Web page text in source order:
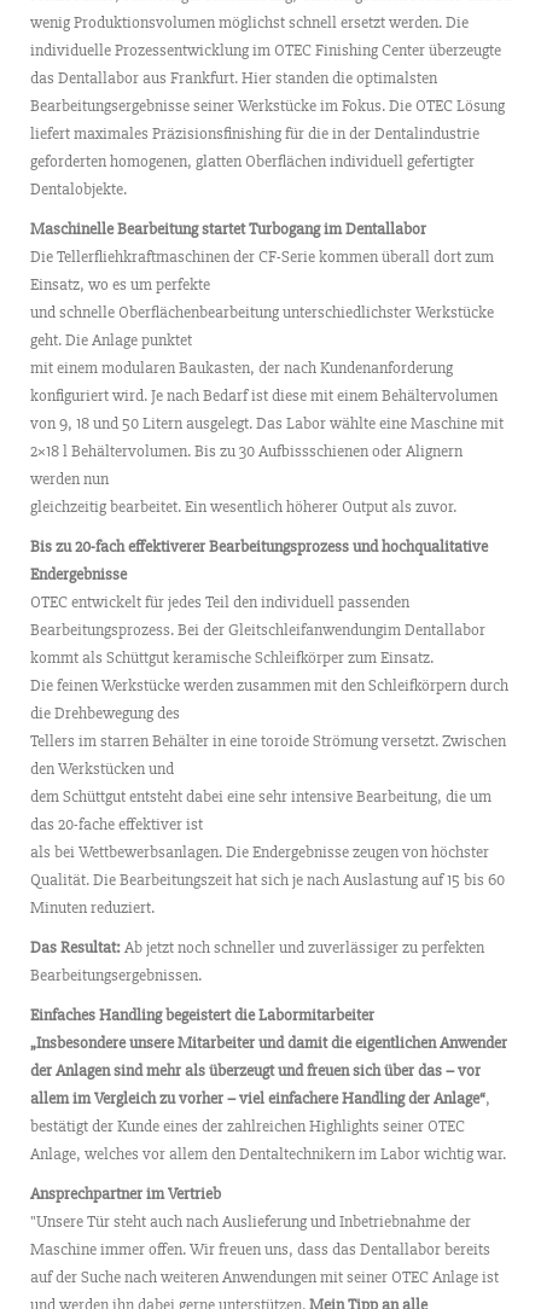
wenig Produktionsvolumen möglichst schnell ersetzt werden. Die
individuelle Prozessentwicklung im OTEC Finishing Center überzeugte
das Dentallabor aus Frankfurt. Hier standen die optimalsten
Bearbeitungsergebnisse seiner Werkstücke im Fokus. Die OTEC Lösung
liefert maximales Präzisionsfinishing für die in der Dentalindustrie
geforderten homogenen, glatten Oberflächen individuell gefertigter
Dentalobjekte.
Maschinelle Bearbeitung startet Turbogang im Dentallabor
Die Tellerfliehkraftmaschinen der CF-Serie kommen überall dort zum
Einsatz, wo es um perfekte
und schnelle Oberflächenbearbeitung unterschiedlichster Werkstücke
geht. Die Anlage punktet
mit einem modularen Baukasten, der nach Kundenanforderung
konfiguriert wird. Je nach Bedarf ist diese mit einem Behältervolumen
von 9, 18 und 50 Litern ausgelegt. Das Labor wählte eine Maschine mit
2×18 l Behältervolumen. Bis zu 30 Aufbissschienen oder Alignern
werden nun
gleichzeitig bearbeitet. Ein wesentlich höherer Output als zuvor.
Bis zu 20-fach effektiverer Bearbeitungsprozess und hochqualitative
Endergebnisse
OTEC entwickelt für jedes Teil den individuell passenden
Bearbeitungsprozess. Bei der Gleitschleifanwendungim Dentallabor
kommt als Schüttgut keramische Schleifkörper zum Einsatz.
Die feinen Werkstücke werden zusammen mit den Schleifkörpern durch
die Drehbewegung des
Tellers im starren Behälter in eine toroide Strömung versetzt. Zwischen
den Werkstücken und
dem Schüttgut entsteht dabei eine sehr intensive Bearbeitung, die um
das 20-fache effektiver ist
als bei Wettbewerbsanlagen. Die Endergebnisse zeugen von höchster
Qualität. Die Bearbeitungszeit hat sich je nach Auslastung auf 15 bis 60
Minuten reduziert.
Das Resultat:Ab jetzt noch schneller und zuverlässiger zu perfekten
Bearbeitungsergebnissen.
Einfaches Handling begeistert die Labormitarbeiter
„Insbesondere unsere Mitarbeiter und damit die eigentlichen Anwender
der Anlagen sind mehr alsüberzeugt und freuen sich über das – vor
allem im Vergleich zu vorher – viel einfachere Handlingder Anlage“,
bestätigt der Kunde eines der zahlreichen Highlights seiner OTEC
Anlage, welches vor allem den Dentaltechnikern im Labor wichtig war.
Ansprechpartner im Vertrieb
"Unsere Tür steht auch nach Auslieferung und Inbetriebnahme der
Maschine immer offen. Wir freuen uns, dass das Dentallabor bereits
auf der Suche nach weiteren Anwendungen mit seiner OTEC Anlage ist